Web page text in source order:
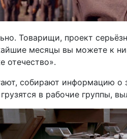
Товарищи, проект
месяцы вы можете к
отечество».
собирают информацию о
в рабочие группы,